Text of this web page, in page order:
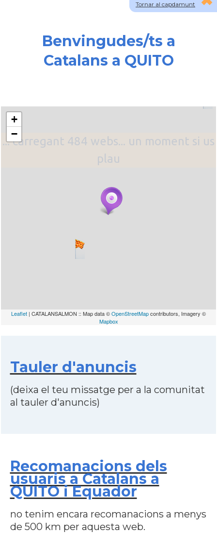
Tornar al capdamunt
Benvingudes/ts a
Catalans a QUITO
... carregant 484 webs... un moment si us
plau
+
−
Leaflet | CATALANSALMON :: Map data ©OpenStreetMapcontributors, Imagery ©
Mapbox
Tauler d'anuncis
(deixa el teu missatge per a la comunitat
al tauler d'anuncis)
Recomanacions dels
usuaris a Catalans a
QUITO i Equador
no tenim encara recomanacions a menys
de 500 km per aquesta web.